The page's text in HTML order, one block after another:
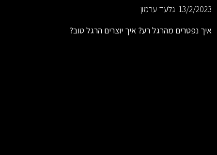
13/2/2023 גלעד ערמון
איך נפטרים מהרגל רע? איך יוצרים הרגל טוב?